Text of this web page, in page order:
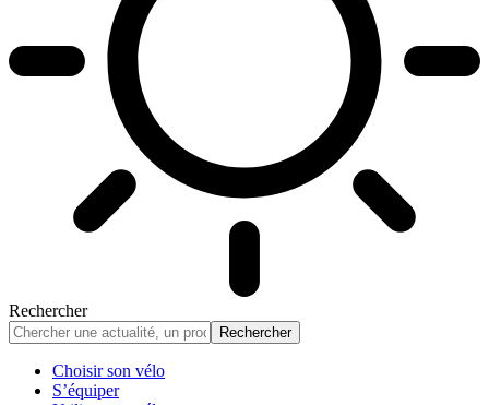
Rechercher
Choisir son vélo
S’équiper